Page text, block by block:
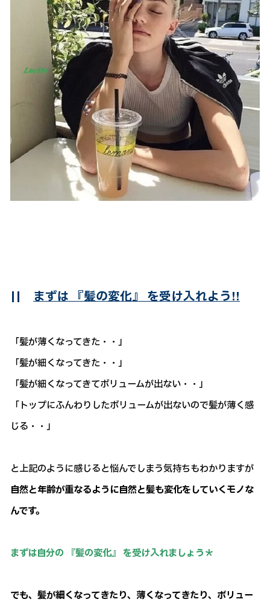
|| まずは 『髪の変化』 を受け入れよう!!
「髪が薄くなってきた・・」
「髪が細くなってきた・・」
「髪が細くなってきてボリュームが出ない・・」
「トップにふんわりしたボリュームが出ないので髪が薄く感
じる・・」
と上記のように感じると悩んでしまう気持ちもわかりますが
自然と年齢が重なるように自然と髪も変化をしていくモノな
んです。
まずは自分の 『髪の変化』 を受け入れましょう＊
でも、髪が細くなってきたり、薄くなってきたり、ボリュー